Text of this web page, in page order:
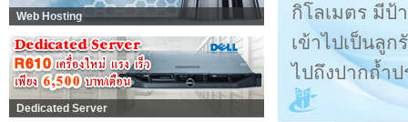
Web Hosting
Dedicated Server
กิโลเมตร มีป้
เข้าไปเป็นลู
ไปถึงปากถ้ำ